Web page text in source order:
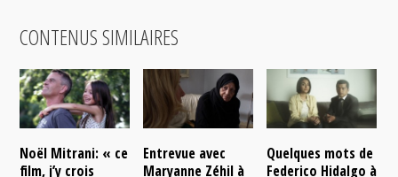
CONTENUS SIMILAIRES
Noël Mitrani: « ce
film, j’y crois
Entrevue avec
Maryanne Zéhil à
Quelques mots de
Federico Hidalgo à